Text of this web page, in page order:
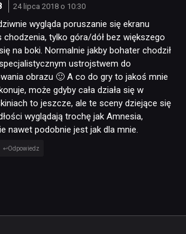
24 lipca 2018 o 10:30
wygląda poruszanie się ekranu
chodzenia, tylko góra/dół bez większego
na boki. Normalnie jakby bohater chodził
ustrojstwem do
obrazu 🙂 A co do gry to jakoś mnie
może gdyby cała działa się w
to jeszcze, ale te sceny dziejące się
wyglądają trochę jak Amnesia,
nawet podobnie jest jak dla mnie.
Odpowiedz